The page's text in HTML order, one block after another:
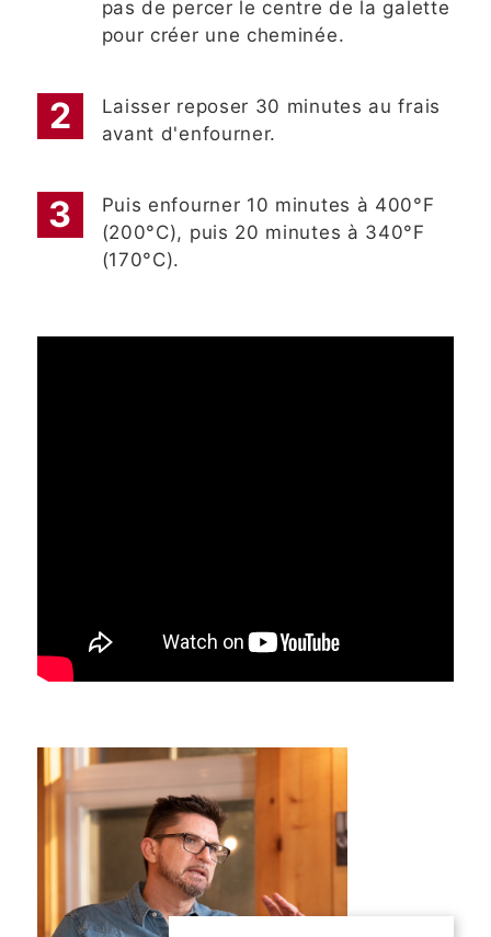
pas de percer le centre de la galette
pour créer une cheminée.
Laisser reposer 30 minutes au frais
avant d'enfourner.
Puis enfourner 10 minutes à 400°F
(200°C), puis 20 minutes à 340°F
(170°C).